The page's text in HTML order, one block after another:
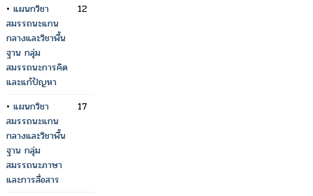
• แผนกวิชา
สมรรถนะแกน
กลางและวิชาพื้น
ฐาน กลุ่ม
สมรรถนะการคิด
และแก้ปัญหา
12
• แผนกวิชา
สมรรถนะแกน
กลางและวิชาพื้น
ฐาน กลุ่ม
สมรรถนะภาษา
และการสื่อสาร
17